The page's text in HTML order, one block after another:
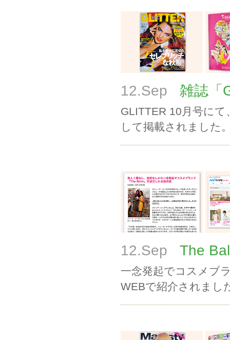
12.Sep 雑誌「
GLITTER 10月号に
して掲載されました
12.Sep The
一念発起でコスメブ
WEBで紹介されまし